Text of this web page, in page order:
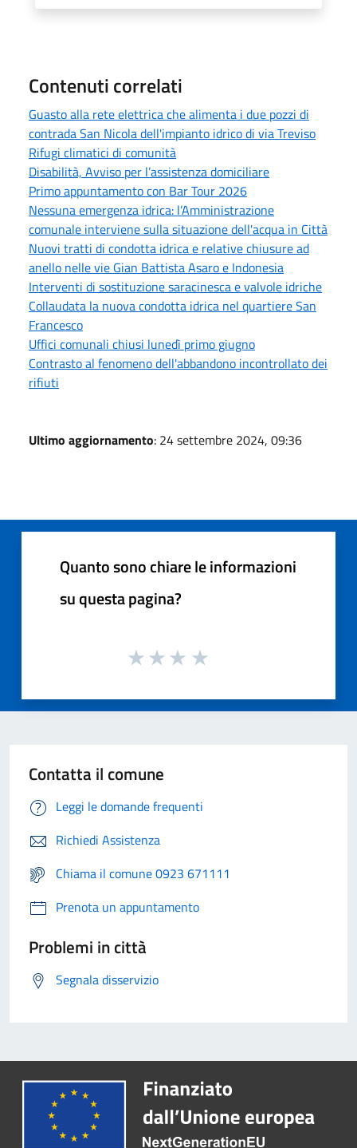
Contenuti correlati
Guasto alla rete elettrica che alimenta i due pozzi di
contrada San Nicola dell'impianto idrico di via Treviso
Rifugi climatici di comunità
Disabilità, Avviso per l’assistenza domiciliare
Primo appuntamento con Bar Tour 2026
Nessuna emergenza idrica: l’Amministrazione
comunale interviene sulla situazione dell'acqua in Città
Nuovi tratti di condotta idrica e relative chiusure ad
anello nelle vie Gian Battista Asaro e Indonesia
Interventi di sostituzione saracinesca e valvole idriche
Collaudata la nuova condotta idrica nel quartiere San
Francesco
Uffici comunali chiusi lunedì primo giugno
Contrasto al fenomeno dell'abbandono incontrollato dei
rifiuti
Ultimo aggiornamento: 24 settembre 2024, 09:36
Quanto sono chiare le informazioni
su questa pagina?
Contatta il comune
Leggi le domande frequenti
Richiedi Assistenza
Chiama il comune 0923 671111
Prenota un appuntamento
Problemi in città
Segnala disservizio